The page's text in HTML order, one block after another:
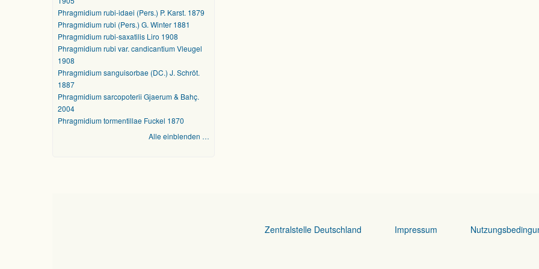
Phragmidium rubi-idaei (Pers.) P. Karst. 1879
Phragmidium rubi (Pers.) G. Winter 1881
Phragmidium rubi-saxatilis Liro 1908
Phragmidium rubi var. candicantium Vleugel
1908
Phragmidium sanguisorbae (DC.) J. Schröt.
1887
Phragmidium sarcopoterii Gjaerum & Bahç.
2004
Phragmidium tormentillae Fuckel 1870
Alle einblenden …
Zentralstelle Deutschland Impressum